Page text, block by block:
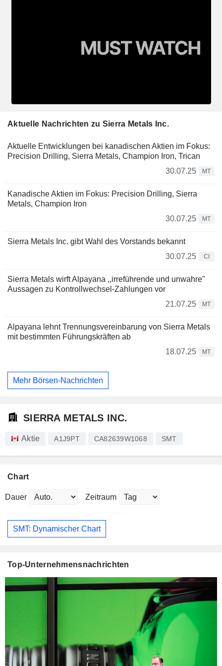
Aktuelle Nachrichten zu Sierra Metals Inc.
Aktuelle Entwicklungen bei kanadischen Aktien im Fokus:
Precision Drilling, Sierra Metals, Champion Iron, Trican
30.07.25
MT
Kanadische Aktien im Fokus: Precision Drilling, Sierra
Metals, Champion Iron
30.07.25
MT
Sierra Metals Inc. gibt Wahl des Vorstands bekannt
30.07.25
CI
Sierra Metals wirft Alpayana ,,irreführende und unwahre"
Aussagen zu Kontrollwechsel-Zahlungen vor
21.07.25
MT
Alpayana lehnt Trennungsvereinbarung von Sierra Metals
mit bestimmten Führungskräften ab
18.07.25
MT
Mehr Börsen-Nachrichten
SIERRA METALS INC.
Aktie A1J9PT CA82639W1068 SMT
Chart
Dauer Zeitraum
SMT: Dynamischer Chart
Top-Unternehmensnachrichten